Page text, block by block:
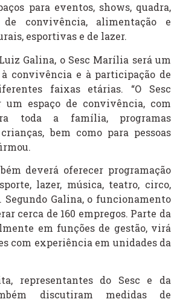
para eventos, shows, quadra,
de convivência, alimentação e
esportivas e de lazer.
Galina, o Sesc Marília será um
à convivência e à participação de
faixas etárias. “O Sesc
espaço de convivência, com
toda a família, programas
bem como para pessoas
deverá oferecer programação
lazer, música, teatro, circo,
Segundo Galina, o funcionamento
cerca de 160 empregos. Parte da
em funções de gestão, virá
com experiência em unidades da
representantes do Sesc e da
discutiram medidas de